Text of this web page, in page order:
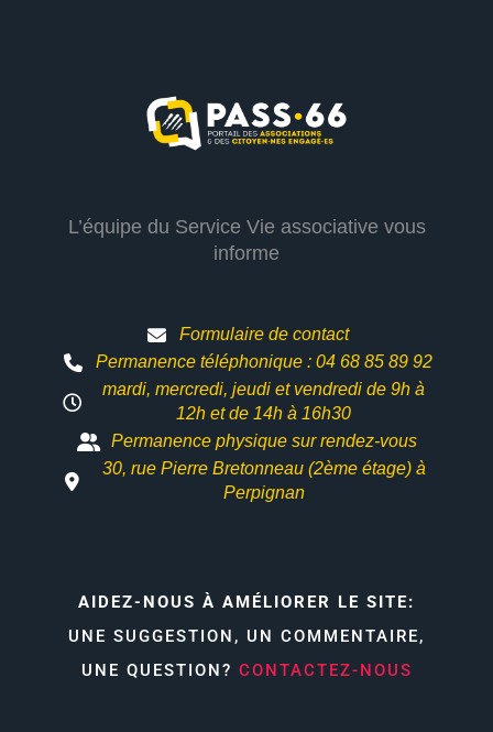
L’équipe du Service Vie associative vous
informe
Formulaire de contact
Permanence téléphonique : 04 68 85 89 92
mardi, mercredi, jeudi et vendredi de 9h à
12h etde 14h à 16h30
Permanence physique sur rendez-vous
30, rue Pierre Bretonneau (2ème étage) à
Perpignan
AIDEZ-NOUS À AMÉLIORER LE SITE:
UNE SUGGESTION, UN COMMENTAIRE,
UNE QUESTION? CONTACTEZ-NOUS